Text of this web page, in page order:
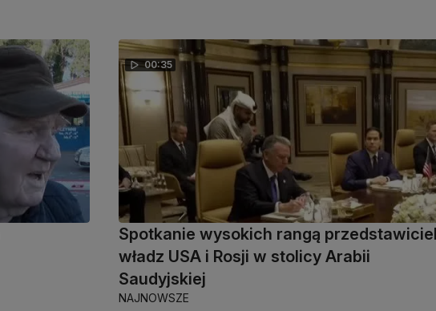
00:35
Spotkanie wysokich rangą
władz USA i Rosji w stolicy Arabii
Saudyjskiej
NAJNOWSZE